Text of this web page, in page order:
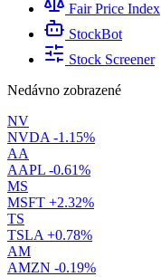
Fair Price Index
StockBot
Stock Screener
Nedávno zobrazené
NV
NVDA -1.15%
AA
AAPL -0.61%
MS
MSFT +2.32%
TS
TSLA +0.78%
AM
AMZN -0.19%